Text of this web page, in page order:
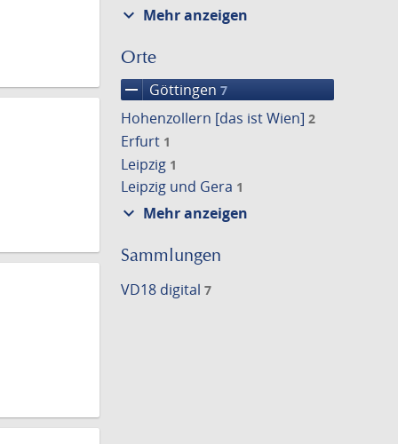
expand_more Mehr anzeigen
Orte
remove Göttingen 7
Hohenzollern [das ist Wien] 2
Erfurt 1
Leipzig 1
Leipzig und Gera 1
expand_more Mehr anzeigen
Sammlungen
VD18 digital 7